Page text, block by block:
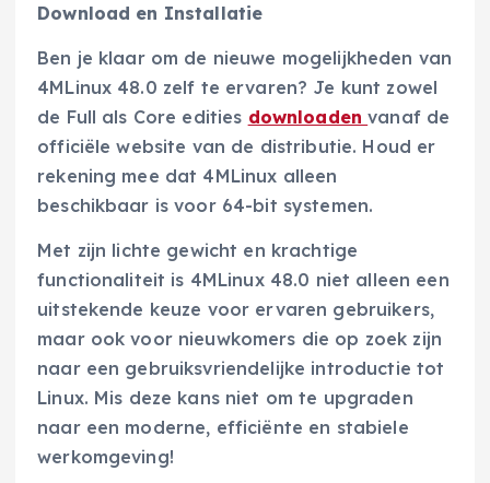
Download en Installatie
Ben je klaar om de nieuwe mogelijkheden van
4MLinux 48.0 zelf te ervaren? Je kunt zowel
de Full als Core edities downloadenvanaf de
officiële website van de distributie. Houd er
rekening mee dat 4MLinux alleen
beschikbaar is voor 64-bit systemen.
Met zijn lichte gewicht en krachtige
functionaliteit is 4MLinux 48.0 niet alleen een
uitstekende keuze voor ervaren gebruikers,
maar ook voor nieuwkomers die op zoek zijn
naar een gebruiksvriendelijke introductie tot
Linux. Mis deze kans niet om te upgraden
naar een moderne, efficiënte en stabiele
werkomgeving!